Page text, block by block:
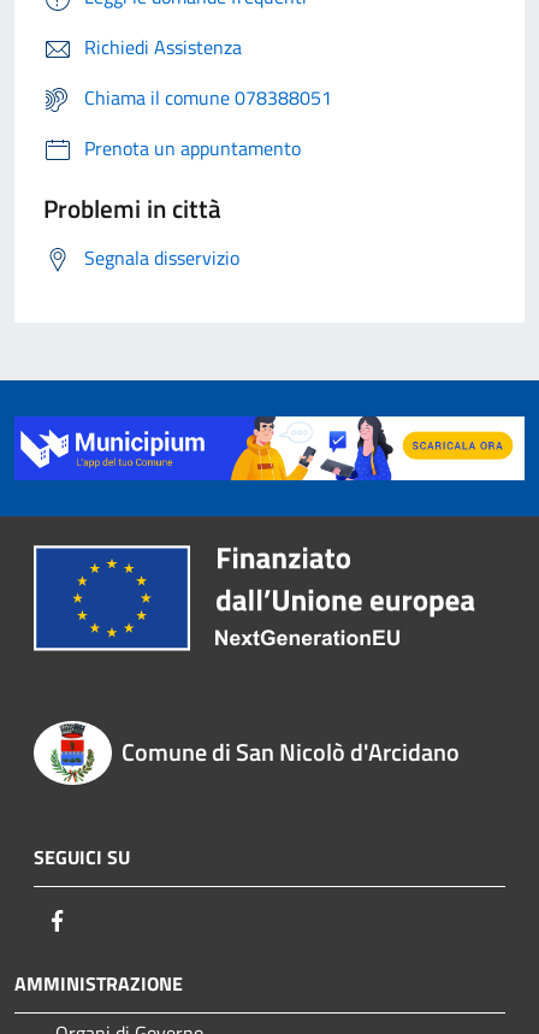
Richiedi Assistenza
Chiama il comune 078388051
Prenota un appuntamento
Problemi in città
Segnala disservizio
Comune di San Nicolò d'Arcidano
SEGUICI SU
AMMINISTRAZIONE